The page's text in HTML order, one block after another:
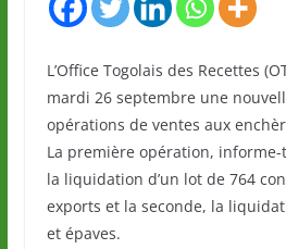
L’Office Togolais des Recettes
mardi 26 septembre une
opérations de ventes aux
La première opération,
la liquidation d’un lot de 764
exports et la seconde, la
et épaves.